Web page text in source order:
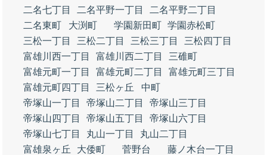
二名七丁目
二名平野一丁目
二名平野二丁目
二名東町
大渕町 学園新田町 学園赤松町
三松一丁目
三松二丁目 三松三丁目
三松四丁目
富雄川西一丁目
富雄川西二丁目
三碓町
富雄元町一丁目
富雄元町二丁目
富雄元町三丁目
富雄元町四丁目
三松ヶ丘
中町
帝塚山一丁目
帝塚山二丁目
帝塚山三丁目
帝塚山四丁目
帝塚山五丁目
帝塚山六丁目
帝塚山七丁目
丸山一丁目
丸山二丁目
富雄泉ヶ丘
大倭町 菅野台
藤ノ木台一丁目